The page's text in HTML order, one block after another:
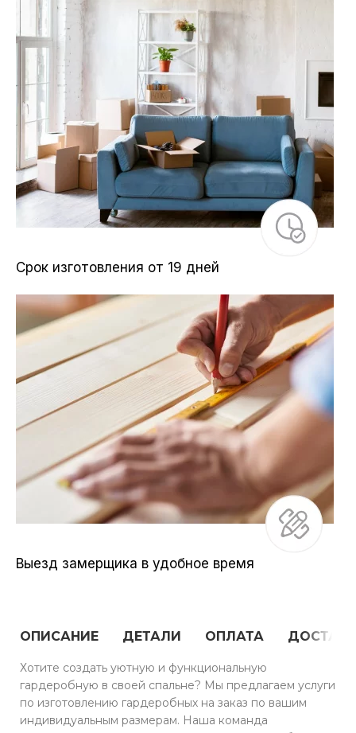
Срок изготовления от 19 дней
Выезд замерщика в удобное время
ОПИСАНИЕ ДЕТАЛИ ОПЛАТА
Хотите создать уютную и функциональную
гардеробную в своей спальне? Мы предлагаем услуги
по изготовлению гардеробных на заказ по вашим
индивидуальным размерам. Наша команда